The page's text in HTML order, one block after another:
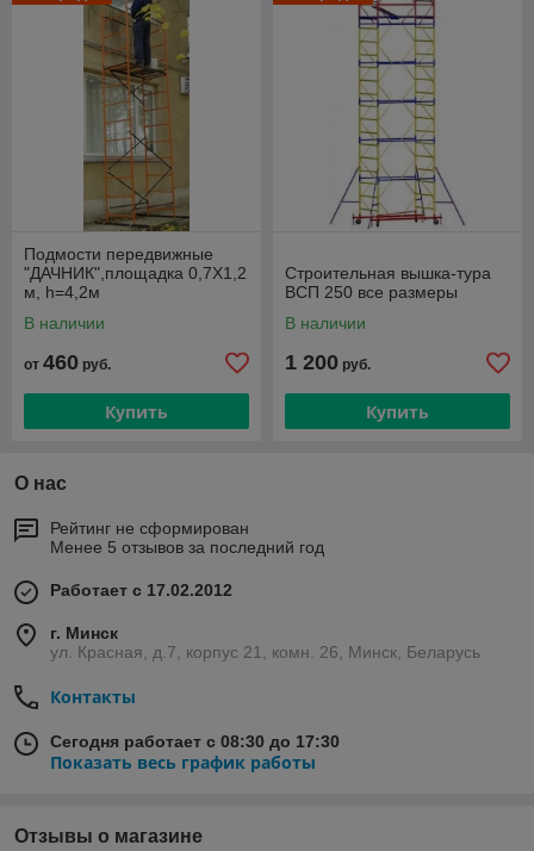
Складная конструкция для удобного хранения.
Не упустите возможность улучшить качество своих
Закажите вышку-туру уже сегодня и получите
надежного партнера для ваших строительных проектов!
Свяжитесь с нами
для консультации и оформления
заказа. Сделайте шаг к удобству и безопасности в
строительстве с вышкой-турой !
+375 (29) 157-77-22
+375 (17) 368-77-22
Подмости передвижные
"ДАЧНИК",площадка 0,7Х1,2
м, h=4,2м
В наличии
от 460 руб.
Купить
Строительная вышка-тура
ВСП 250 все размеры
В наличии
1 200 руб.
Купить
О нас
Рейтинг не сформирован
Менее 5 отзывов за последний год
Работает с 17.02.2012
г. Минск
ул. Красная, д.7, корпус 21, комн. 26, Минск, Беларусь
Контакты
Сегодня работает с 08:30 до 17:30
Показать весь график работы
Отзывы о магазине